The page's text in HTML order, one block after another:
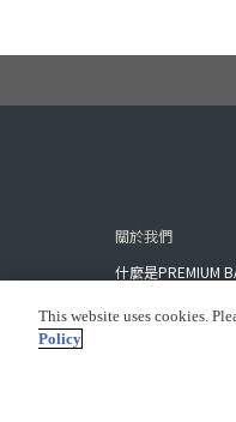
關於我們
什麼是PREMIUM
This website uses cookies.
Policy